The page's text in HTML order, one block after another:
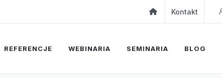
Kontakt
REFERENCJE WEBINARIA SEMINARIA BLOG